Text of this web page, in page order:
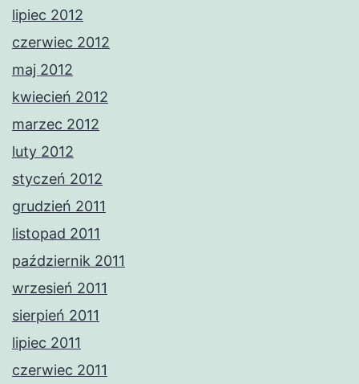
lipiec 2012
czerwiec 2012
maj 2012
kwiecień 2012
marzec 2012
luty 2012
styczeń 2012
grudzień 2011
listopad 2011
październik 2011
wrzesień 2011
sierpień 2011
lipiec 2011
czerwiec 2011